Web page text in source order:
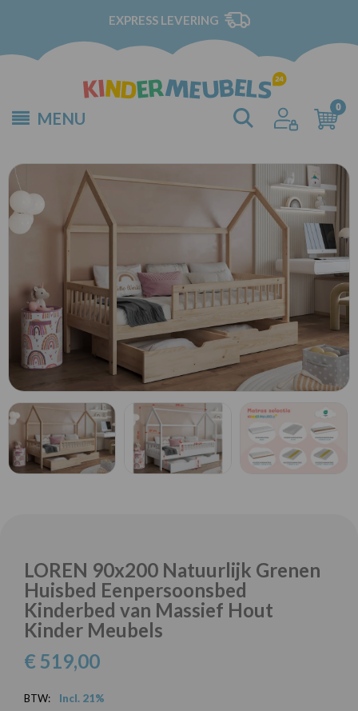
EXPRESS LEVERING
MENU
LOREN 90x200 Natuurlijk Grenen
Huisbed Eenpersoonsbed
Kinderbed van Massief Hout
Kinder Meubels
€ 519,00
BTW:
Incl. 21%